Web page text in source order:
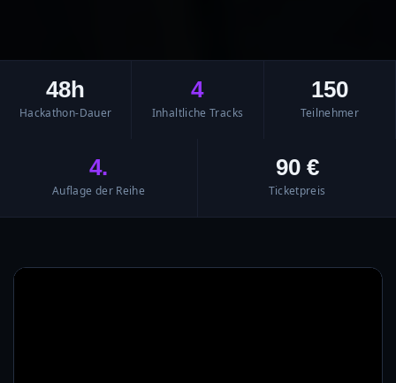
48h
Hackathon-Dauer
4
Inhaltliche Tracks
150
Teilnehmer
4.
Auflage der Reihe
90 €
Ticketpreis